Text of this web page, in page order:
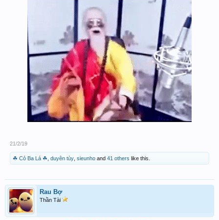
21/2/19
☘ Cỏ Ba Lá ☘ duyên tùy sieunho and 41 others like this.
Rau Bợ
Thần Tài